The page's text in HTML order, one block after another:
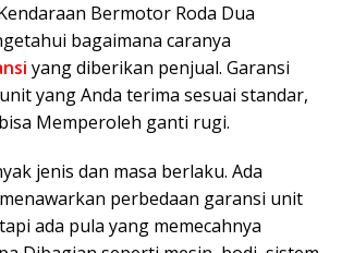
Bermotor Roda Dua
bagaimana caranya
yang diberikan penjual. Garansi
yang Anda terima sesuai standar,
Memperoleh ganti rugi.
jenis dan masa berlaku. Ada
perbedaan garansi unit
ada pula yang memecahnya